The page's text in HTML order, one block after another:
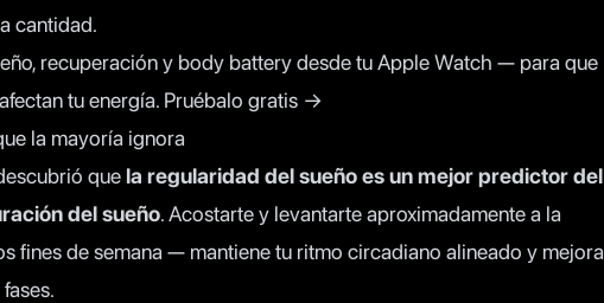
cantidad.
recuperación y body battery desde tu Apple Watch — para que
tu energía. Pruébalo gratis →
la mayoría ignora
que la regularidad del sueño es un mejor predictor del
del sueño. Acostarte y levantarte aproximadamente a la
fines de semana — mantiene tu ritmo circadiano alineado y mejora